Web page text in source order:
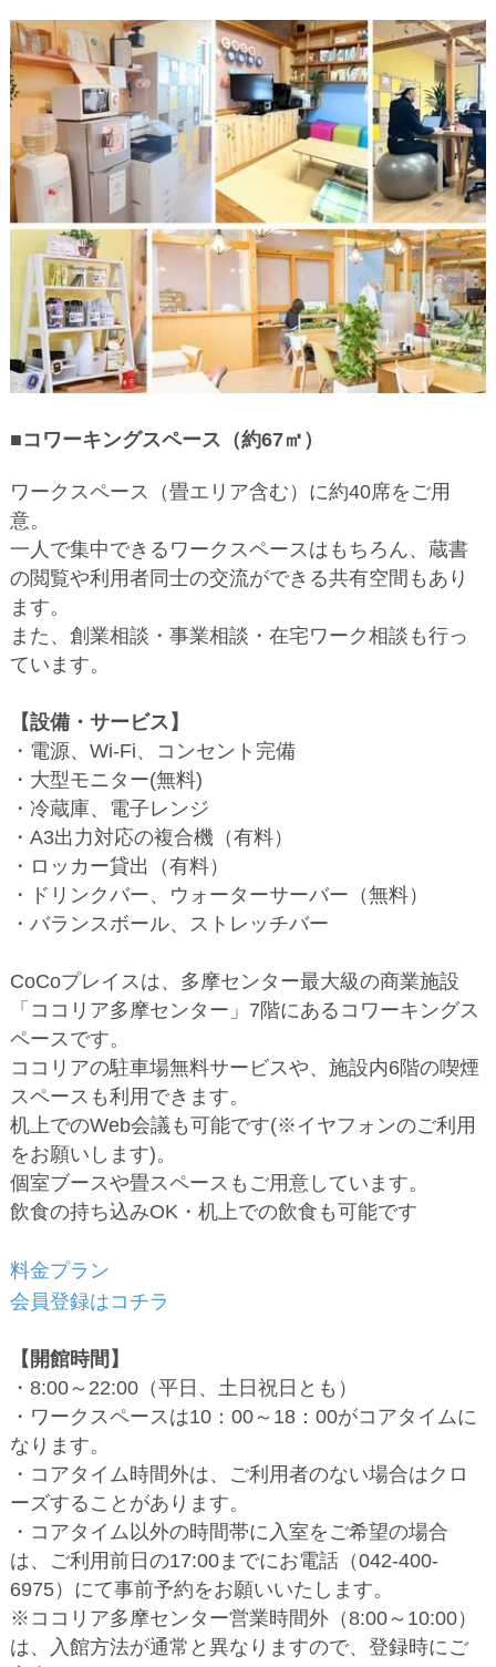
■コワーキングスペース（約67㎡）
ワークスペース（畳エリア含む）に約40席をご用
意。
一人で集中できるワークスペースはもちろん、蔵書
の閲覧や利用者同士の交流ができる共有空間もあり
ます。
また、創業相談・事業相談・在宅ワーク相談も行っ
ています。
【設備・サービス】
・電源、Wi-Fi、コンセント完備
・大型モニター(無料)
・冷蔵庫、電子レンジ
・A3出力対応の複合機（有料）
・ロッカー貸出（有料）
・ドリンクバー、ウォーターサーバー（無料）
・バランスボール、ストレッチバー
CoCoプレイスは、多摩センター最大級の商業施設
「ココリア多摩センター」7階にあるコワーキングス
ペースです。
ココリアの駐車場無料サービスや、施設内6階の喫煙
スペースも利用できます。
机上でのWeb会議も可能です(※イヤフォンのご利用
をお願いします)。
個室ブースや畳スペースもご用意しています。
飲食の持ち込みOK・机上での飲食も可能です
料金プラン
会員登録はコチラ
【開館時間】
・8:00～22:00（平日、土日祝日とも）
・ワークスペースは10：00～18：00がコアタイムに
なります。
・コアタイム時間外は、ご利用者のない場合はクロ
ーズすることがあります。
・コアタイム以外の時間帯に入室をご希望の場合
は、ご利用前日の17:00までにお電話（042-400-
6975）にて事前予約をお願いいたします。
※ココリア多摩センター営業時間外（8:00～10:00）
は、入館方法が通常と異なりますので、登録時にご